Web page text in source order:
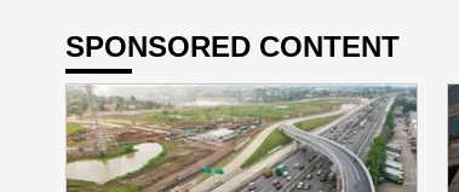
SPONSORED CONTENT